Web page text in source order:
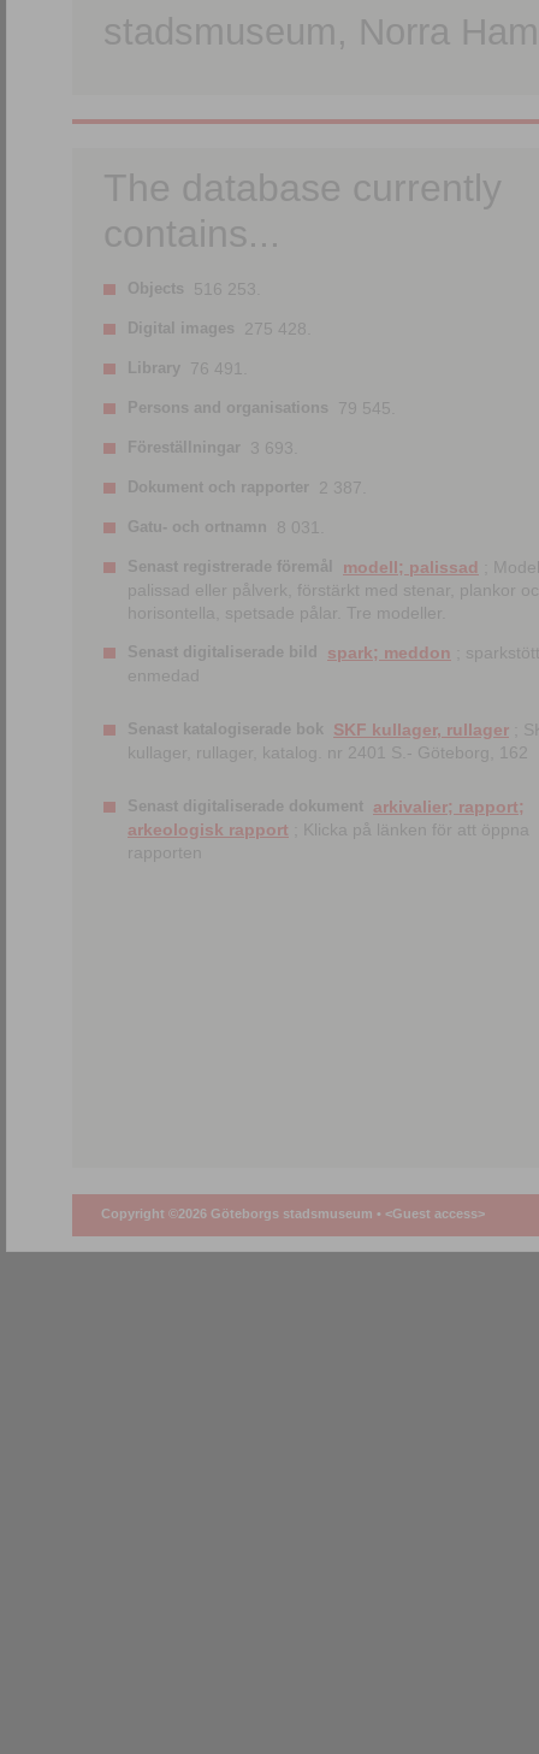
stadsmuseum, Norra
The database currently
contains...
Objects 516 253.
Digital images 275 428.
Library 76 491.
Persons and organisations 79 545.
Föreställningar 3 693.
Dokument och rapporter 2 387.
Gatu- och ortnamn 8 031.
Senast registrerade föremål modell; palissad
;
palissad eller pålverk, förstärkt med stenar, plankor
horisontella, spetsade pålar. Tre modeller.
Senast digitaliserade bild spark; meddon ;
enmedad
Senast katalogiserade bok SKF kullager, rullager ;
kullager, rullager, katalog. nr 2401 S.- Göteborg, 162
Senast digitaliserade dokument arkivalier; rapport;
arkeologisk rapport ; Klicka på länken för att öppna
rapporten
Copyright ©2026 Göteborgs stadsmuseum • <Guest access>